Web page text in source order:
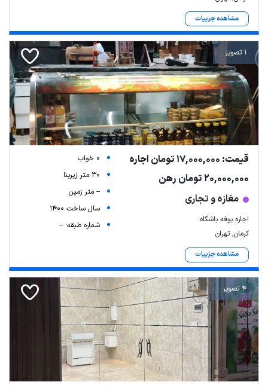
مشاهده جزییات
1 تصویر
قیمت: 17,000,000 تومان اجاره
20,000,000 تومان رهن
مغازه و تجاری
اجاره بوفه باشگاه
کرمان, تهران
مشاهده جزییات
0 خواب
30 متر زیربنا
-- متر زمین
سال ساخت 1400
شماره طبقه: --
4 تصویر